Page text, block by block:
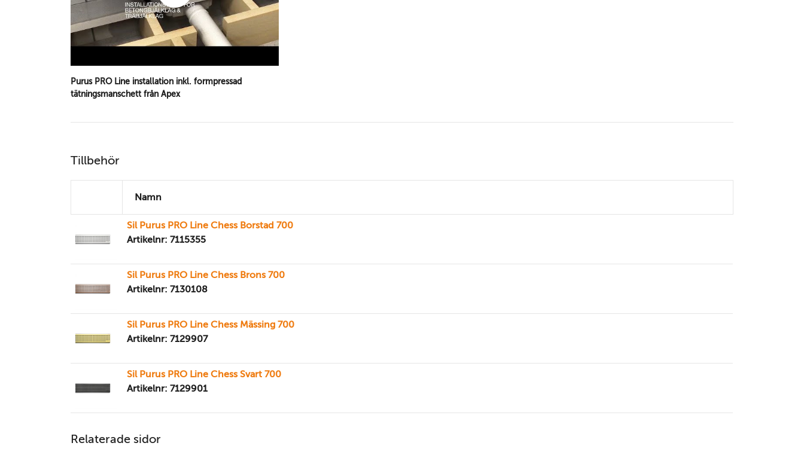
Purus PRO Line installation inkl. formpressad
tätningsmanschett från Apex
Tillbehör
Namn
Sil Purus PRO Line Chess Borstad 700
Artikelnr: 7115355
Sil Purus PRO Line Chess Brons 700
Artikelnr: 7130108
Sil Purus PRO Line Chess Mässing 700
Artikelnr: 7129907
Sil Purus PRO Line Chess Svart 700
Artikelnr: 7129901
Relaterade sidor